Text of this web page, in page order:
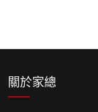
關於家總